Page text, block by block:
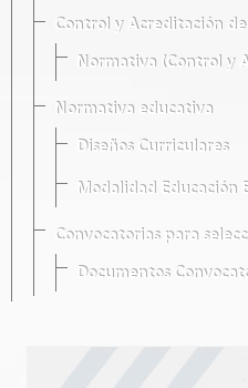
Control y Acreditación
Normativa (Control y
Normativa educativa
Diseños Curriculares
Modalidad Educación
Convocatorias para
Documentos